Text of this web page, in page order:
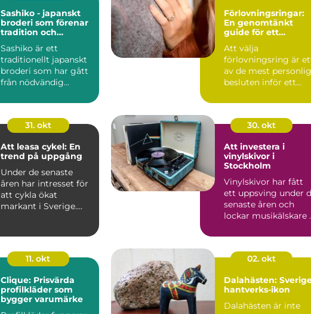
Sashiko - japanskt
broderi som förenar
tradition och
Sashiko är ett
traditionellt japanskt
broderi som har gått
från nödvändig...
Förlovningsringar:
En genomtänkt
guide för ett
Att välja
förlovningsring är
av de mest
besluten inför ett
31. okt
Att leasa cykel: En
trend på uppgång
Under de senaste
åren har intresset för
att cykla ökat
markant i Sverige.
30. okt
Att investera i
vinylskivor i
Stockholm
Vinylskivor har fått
ett uppsving under
senaste åren och
lockar musikälskare i
11. okt
Clique: Prisvärda
profilkläder som
bygger varumärke
02. okt
Dalahästen:
hantverks-ikon
Dalahästen är inte